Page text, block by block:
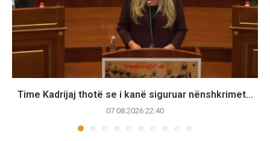
Time Kadrijaj thotë se i kanë siguruar nënshkrimet...
07.08.2026 22:40